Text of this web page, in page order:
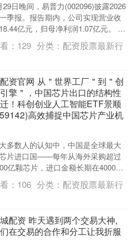
29日晚间，易普力(002096)披露2026
季报。报告期内，公司实现营业收
亿元，归母净利润1.07亿元。 据
解，一季度作为民爆行业传统淡....
： 129 分类： 配资股票最新行
资官网 从＂世界工厂＂到＂创
擎＂，中国芯片出口的结构性
！科创创业人工智能ETF景顺
高效捕捉中国芯片产业机
多数人的认知中，中国是全球最大
片进口国——每年从海外采购超过
亿颗芯片，进口金额长期在4000亿
元上下波动，这一数字甚至超过了石
成为中国单一....
： 106 分类： 配资股票最新行
配资 昨天遇到两个交易大神,
在交易的合作和分工让我折服